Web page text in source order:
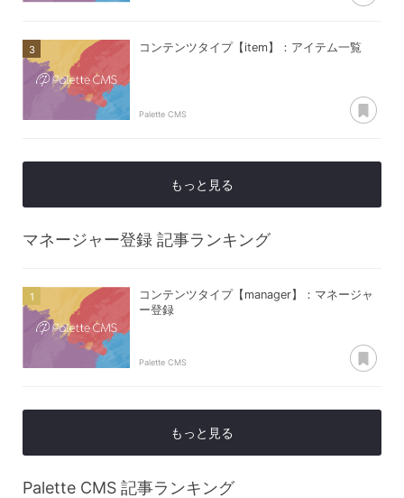
コンテンツタイプ【item】：アイテム一覧
Palette CMS
もっと見る
マネージャー登録 記事ランキング
コンテンツタイプ【manager】：マネージャ
ー登録
Palette CMS
もっと見る
Palette CMS 記事ランキング